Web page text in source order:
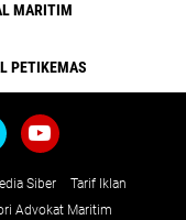
MARITIM
PETIKEMAS
Siber
Tarif Iklan
Advokat Maritim